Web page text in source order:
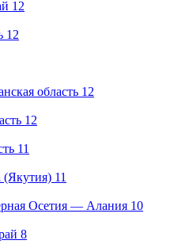
12
12
область 12
12
11
(Якутия) 11
Осетия — Алания 10
8